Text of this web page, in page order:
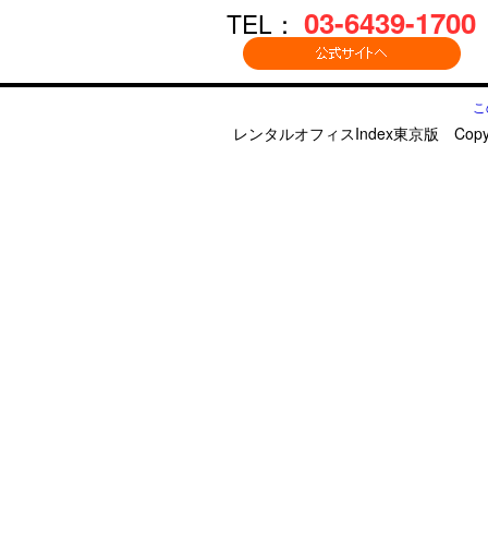
TEL： 03-6439-1700
レンタルオフィスIndex東京版